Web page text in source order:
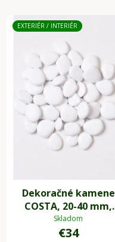
EXTERIÉR / INTERIÉR
Dekoračné kamene
COSTA, 20-40 mm,
plast, biela
Skladom
€34